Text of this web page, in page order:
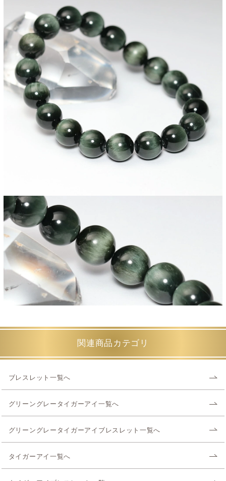
関連商品カテゴリ
ブレスレット一覧へ
グリーングレータイガーアイ一覧へ
グリーングレータイガーアイブレスレット一覧へ
タイガーアイ一覧へ